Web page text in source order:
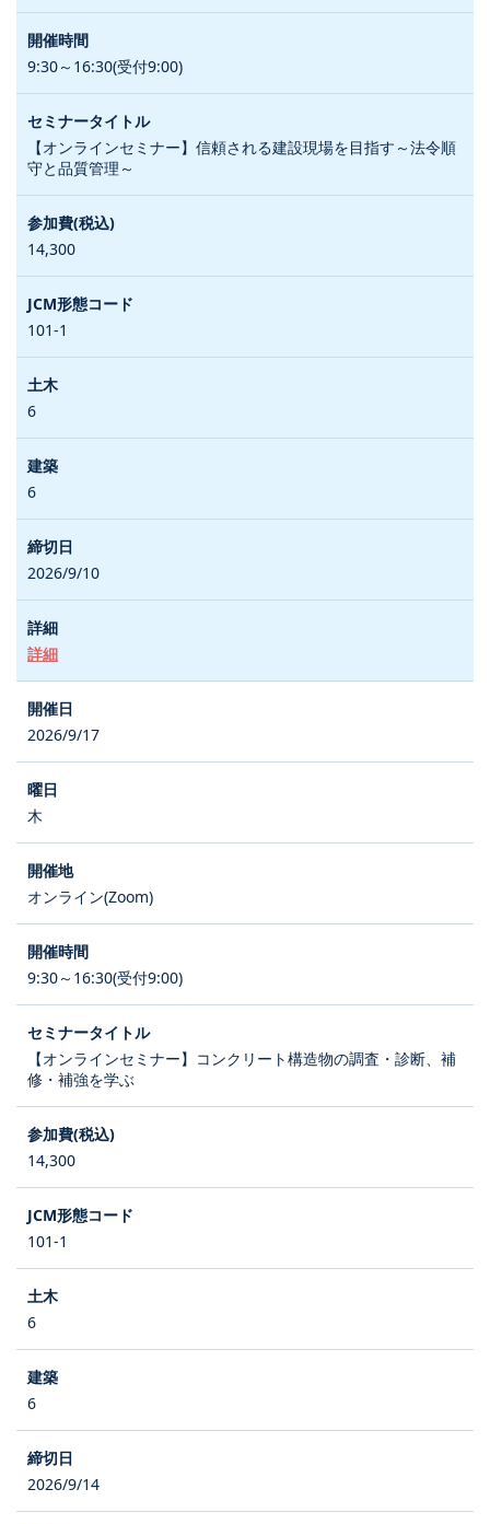
9:30～16:30(受付9:00)
【オンラインセミナー】信頼される建設現場を目指す～法令順
守と品質管理～
14,300
101-1
6
6
2026/9/10
詳細
2026/9/17
木
オンライン(Zoom)
9:30～16:30(受付9:00)
【オンラインセミナー】コンクリート構造物の調査・診断、補
修・補強を学ぶ
14,300
101-1
6
6
2026/9/14